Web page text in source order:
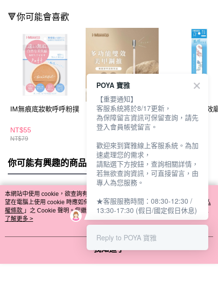
🔻你可能會喜歡
IM無痕底妝軟呼呼粉撲
NT$55
NT$79
IM多功能雙效美甲鋼推
NT$59
IM專業美甲雙效
1入
你可能有興趣的商品 全站排行
熱門標籤
本網站中使用 cookie，欲查詢有關本網站使用 cookie 方式之詳情，及若您不希
望在電腦上使用 cookie 時應如何變更電腦的 cookie 設定，請參閱本網站「
隱私
權條款 」之 Cookie 聲明。您繼續使用本網站即表示您同意本公司得按本網站使
用條款之 Cookie 聲明使用 cookie。
了解更多 >
我知道了
POYA 寶雅
【重要通知】
客服系統將於8/17更新，
為保障留言資訊可保留查詢，請先
登入會員帳號留言。
歡迎來到寶雅線上客服系統。為加
速處理您的需求，
請點選下方按鈕，查詢相關詳情，
若無欲查詢資訊，可直接留言，由
專人為您服務。
★客服服務時間：08:30-12:30 /
13:30-17:30 (假日/國定假日休息)
Reply to POYA 寶雅